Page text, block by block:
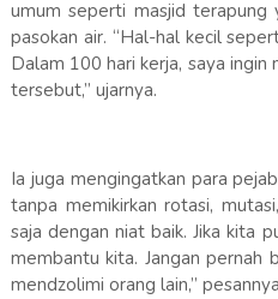
umum seperti masjid terapung
pasokan air. “Hal-hal kecil
Dalam 100 hari kerja, saya ingin
tersebut,” ujarnya.
Ia juga mengingatkan para
tanpa memikirkan rotasi,
saja dengan niat baik. Jika kita
membantu kita. Jangan pernah
mendzolimi orang lain,”